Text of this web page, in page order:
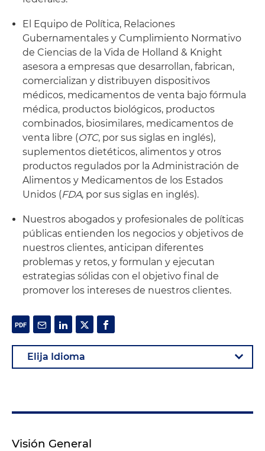
El Equipo de Política, Relaciones
Gubernamentales y Cumplimiento Normativo
de Ciencias de la Vida de Holland & Knight
asesora a empresas que desarrollan, fabrican,
comercializan y distribuyen dispositivos
médicos, medicamentos de venta bajo fórmula
médica, productos biológicos, productos
combinados, biosimilares, medicamentos de
venta libre (OTC, por sus siglas en inglés),
suplementos dietéticos, alimentos y otros
productos regulados por la Administración de
Alimentos y Medicamentos de los Estados
Unidos (FDA, por sus siglas en inglés).
Nuestros abogados y profesionales de políticas
públicas entienden los negocios y objetivos de
nuestros clientes, anticipan diferentes
problemas y retos, y formulan y ejecutan
estrategias sólidas con el objetivo final de
promover los intereses de nuestros clientes.
Visión General